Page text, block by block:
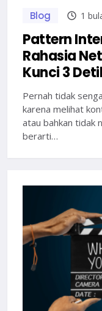
Blog 1
Pattern
Rahasia
Kunci 3
Pernah tidak
karena melihat
atau bahkan tidak
berarti…